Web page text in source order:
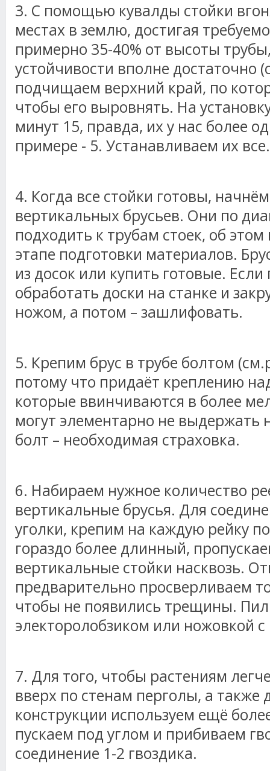
3. С помощью кувалды стойки
местах в землю, достигая
примерно 35-40% от высоты
устойчивости вполне достаточно
подчищаем верхний край, по
чтобы его выровнять. На
минут 15, правда, их у нас более
примере - 5. Устанавливаем их все.
4. Когда все стойки готовы,
вертикальных брусьев. Они по
подходить к трубам стоек, об
этапе подготовки материалов.
из досок или купить готовые.
обработать доски на станке и
ножом, а потом – зашлифовать.
5. Крепим брус в трубе болтом
потому что придаёт креплению
которые ввинчиваются в более
могут элементарно не выдержать
болт – необходимая страховка.
6. Набираем нужное количество
вертикальные брусья. Для
уголки, крепим на каждую рейку
гораздо более длинный,
вертикальные стойки насквозь.
предварительно просверливаем
чтобы не появились трещины.
электоролобзиком или ножовкой
7. Для того, чтобы растениям
вверх по стенам перголы, а также
конструкции используем ещё
пускаем под углом и прибиваем
соединение 1-2 гвоздика.